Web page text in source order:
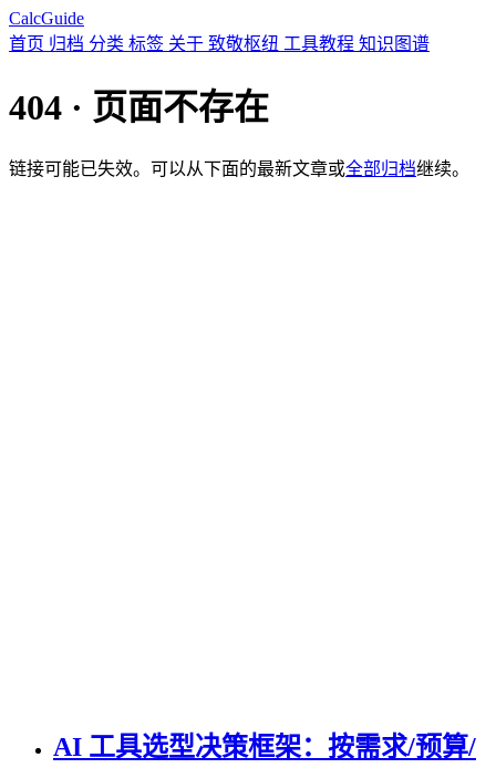
CalcGuide
首页 归档 分类 标签 关于 致敬枢纽 工具教程 知识图谱
404 · 页面不存在
链接可能已失效。可以从下面的最新文章或全部归档继续。
AI 工具选型决策框架：按需求/预算/